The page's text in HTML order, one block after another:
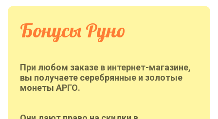
Бонусы Руно
При любом заказе в интернет-магазине,
вы получаете серебрянные и золотые
монеты АРГО.